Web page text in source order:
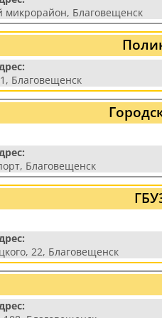
микрорайон, Благовещенск
Благовещенск
Благовещенск
22, Благовещенск